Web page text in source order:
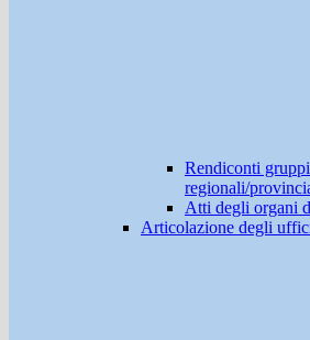
Rendiconti
regionali/
Atti degli organi
Articolazione degli